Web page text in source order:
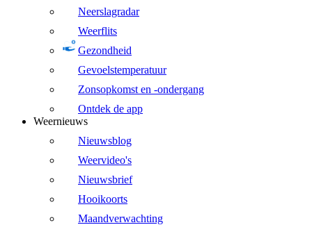
Neerslagradar
Weerflits
Gezondheid
Gevoelstemperatuur
Zonsopkomst en -ondergang
Ontdek de app
Weernieuws
Nieuwsblog
Weervideo's
Nieuwsbrief
Hooikoorts
Maandverwachting